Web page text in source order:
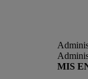
MIS